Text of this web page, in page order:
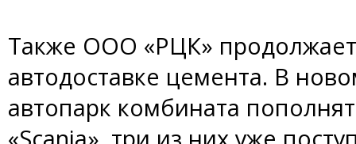
Также ООО «РЦК» продолжает
автодоставке цемента. В
автопарк комбината